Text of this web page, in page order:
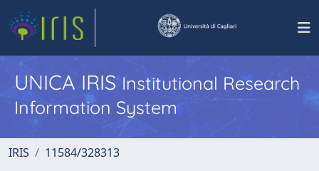
UNICA IRISInstitutional Research
Information System
IRIS 11584/328313